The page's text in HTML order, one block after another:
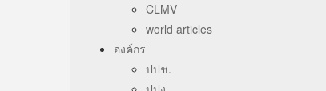
CLMV
world articles
องค์กร
ปปช.